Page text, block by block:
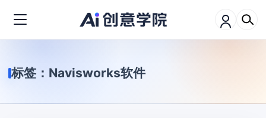
标签： Navisworks软件